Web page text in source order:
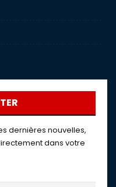
dernières nouvelles,
dans votre